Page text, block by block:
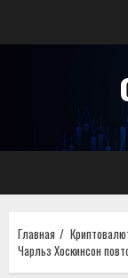
Главная
Чарльз Хоскинсон